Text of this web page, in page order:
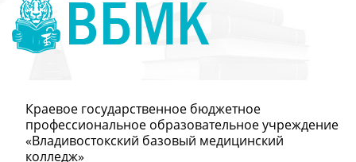
Краевое государственное бюджетное
профессиональное образовательное учреждение
«Владивостокский базовый медицинский
колледж»